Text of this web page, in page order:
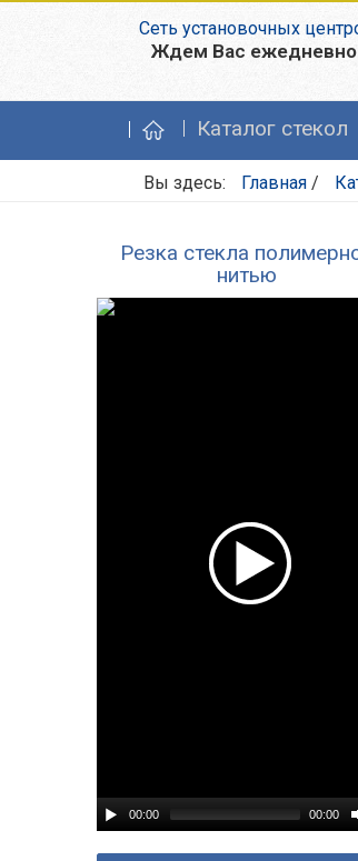
Сеть установочных
Ждем Вас ежедневно
Каталог стекол
Вы здесь: Главная /
Резка стекла
нитью
00:00 00:00